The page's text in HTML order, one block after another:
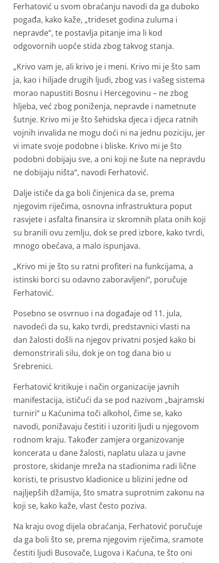
Ferhatović u svom obraćanju navodi da ga duboko
pogađa, kako kaže, „trideset godina zuluma i
nepravde“, te postavlja pitanje ima li kod
odgovornih uopće stida zbog takvog stanja.
„Krivo vam je, ali krivo je i meni. Krivo mi je što sam
ja, kao i hiljade drugih ljudi, zbog vas i vašeg sistema
morao napustiti Bosnu i Hercegovinu – ne zbog
hljeba, već zbog poniženja, nepravde i nametnute
šutnje. Krivo mi je što šehidska djeca i djeca ratnih
vojnih invalida ne mogu doći ni na jednu poziciju, jer
vi imate svoje podobne i bliske. Krivo mi je što
podobni dobijaju sve, a oni koji ne šute na nepravdu
ne dobijaju ništa“, navodi Ferhatović.
Dalje ističe da ga boli činjenica da se, prema
njegovim riječima, osnovna infrastruktura poput
rasvjete i asfalta finansira iz skromnih plata onih koji
su branili ovu zemlju, dok se pred izbore, kako tvrdi,
mnogo obećava, a malo ispunjava.
„Krivo mi je što su ratni profiteri na funkcijama, a
istinski borci su odavno zaboravljeni“, poručuje
Ferhatović.
Posebno se osvrnuo i na događaje od 11. jula,
navodeći da su, kako tvrdi, predstavnici vlasti na
dan žalosti došli na njegov privatni posjed kako bi
demonstrirali silu, dok je on tog dana bio u
Srebrenici.
Ferhatović kritikuje i način organizacije javnih
manifestacija, ističući da se pod nazivom „bajramski
turniri“ u Kaćunima toči alkohol, čime se, kako
navodi, ponižavaju čestiti i uzoriti ljudi u njegovom
rodnom kraju. Također zamjera organizovanje
koncerata u dane žalosti, naplatu ulaza u javne
prostore, skidanje mreža na stadionima radi lične
koristi, te prisustvo kladionice u blizini jedne od
najljepših džamija, što smatra suprotnim zakonu na
koji se, kako kaže, vlast često poziva.
Na kraju ovog dijela obraćanja, Ferhatović poručuje
da ga boli što se, prema njegovim riječima, sramote
čestiti ljudi Busovače, Lugova i Kaćuna, te što oni